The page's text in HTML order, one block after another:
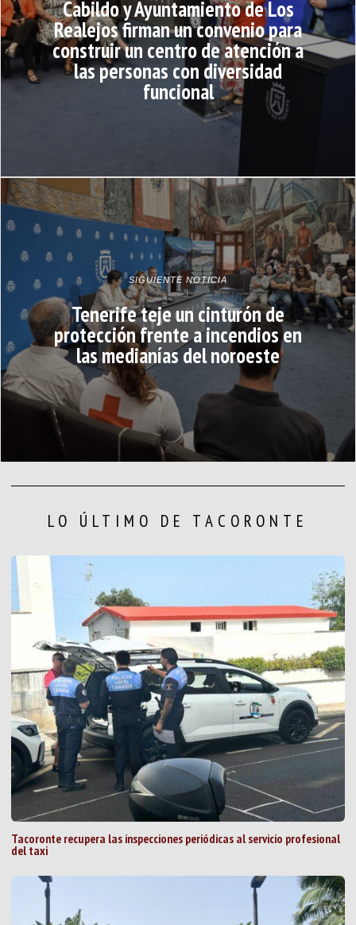
Cabildo y Ayuntamiento de Los
Realejos firman un convenio para
construir un centro de atención a
las personas con diversidad
funcional
SIGUIENTE NOTICIA
Tenerife teje un cinturón de
protección frente a incendios en
las medianías del noroeste
LO ÚLTIMO DE TACORONTE
Tacoronte recupera las inspecciones periódicas al servicio profesional
del taxi